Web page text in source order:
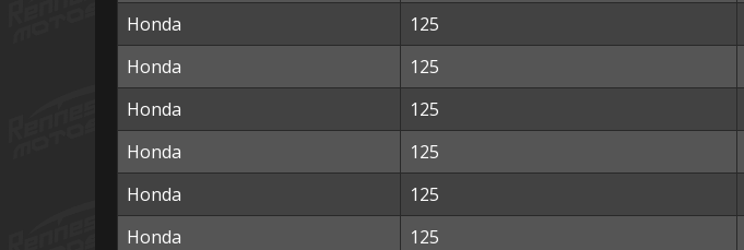
Honda
125
Honda
125
Honda
125
Honda
125
Honda
125
Honda
125